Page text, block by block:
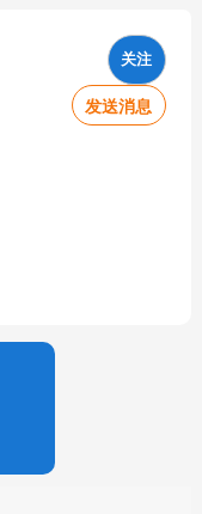
关注
发送消息